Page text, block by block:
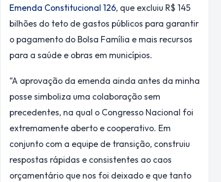
Emenda Constitucional 126, que excluiu R$ 145
bilhões do teto de gastos públicos para garantir
o pagamento do Bolsa Família e mais recursos
para a saúde e obras em municípios.
“A aprovação da emenda ainda antes da minha
posse simboliza uma colaboração sem
precedentes, na qual o Congresso Nacional foi
extremamente aberto e cooperativo. Em
conjunto com a equipe de transição, construiu
respostas rápidas e consistentes ao caos
orçamentário que nos foi deixado e que tanto